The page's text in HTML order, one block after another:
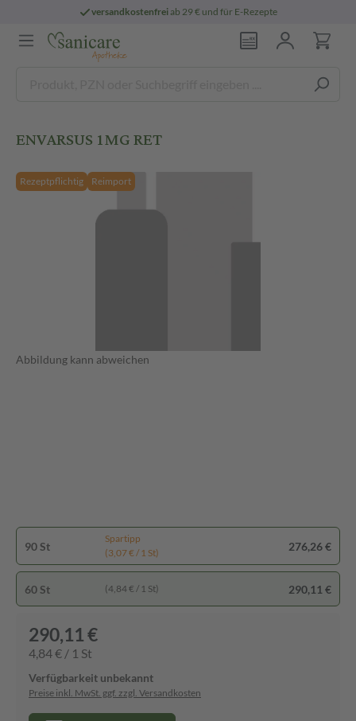
versandkostenfreiab 29 € und für E-Rezepte
ENVARSUS 1MG RET
Rezeptpflichtig Reimport
Abbildung kann abweichen
90 St
Spartipp
(3,07 € / 1 St)
276,26 €
60 St (4,84 € / 1 St) 290,11 €
290,11 €
4,84 € / 1 St
Verfügbarkeit unbekannt
Preise inkl. MwSt. ggf. zzgl. Versandkosten